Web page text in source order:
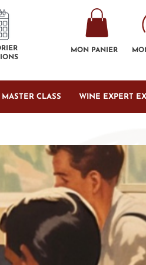
MON PANIER
CLASS WINE EXPERT